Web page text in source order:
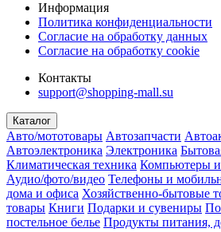
Информация
Политика конфиденциальности
Согласие на обработку данных
Согласие на обработку cookie
Контакты
support@shopping-mall.su
Каталог
Авто/мототовары Автозапчасти
Автоэлектроника Электроника
Климатическая техника Компьютеры
Аудио/фото/видео Телефоны и
дома и офиса Хозяйственно-бытовые
товары Книги Подарки и сувениры
постельное белье Продукты питания,